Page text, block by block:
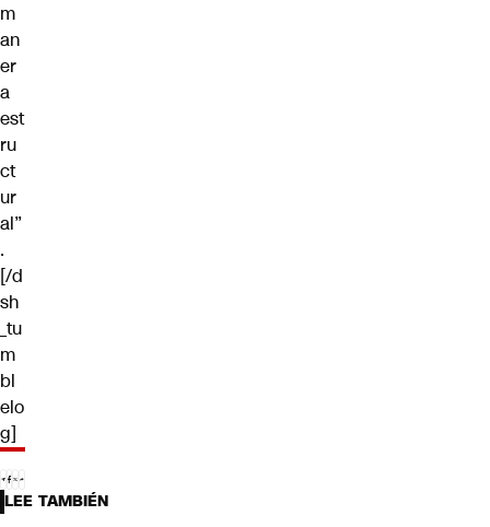
m
an
er
a
est
ru
ct
ur
al”
.
[/d
sh
_tu
m
bl
elo
g]
LEE TAMBIÉN